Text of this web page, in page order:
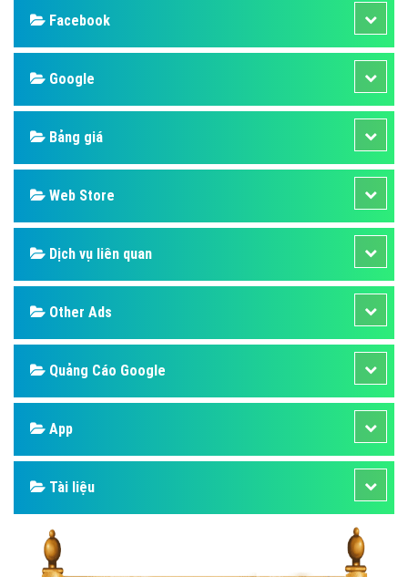
Facebook
Google
Bảng giá
Web Store
Dịch vụ liên quan
Other Ads
Quảng Cáo Google
App
Tài liệu